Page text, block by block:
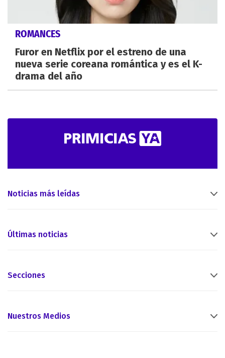
ROMANCES
Furor en Netflix por el estreno de una
nueva serie coreana romántica y es el K-
drama del año
Noticias más leídas
Últimas noticias
Secciones
Nuestros Medios